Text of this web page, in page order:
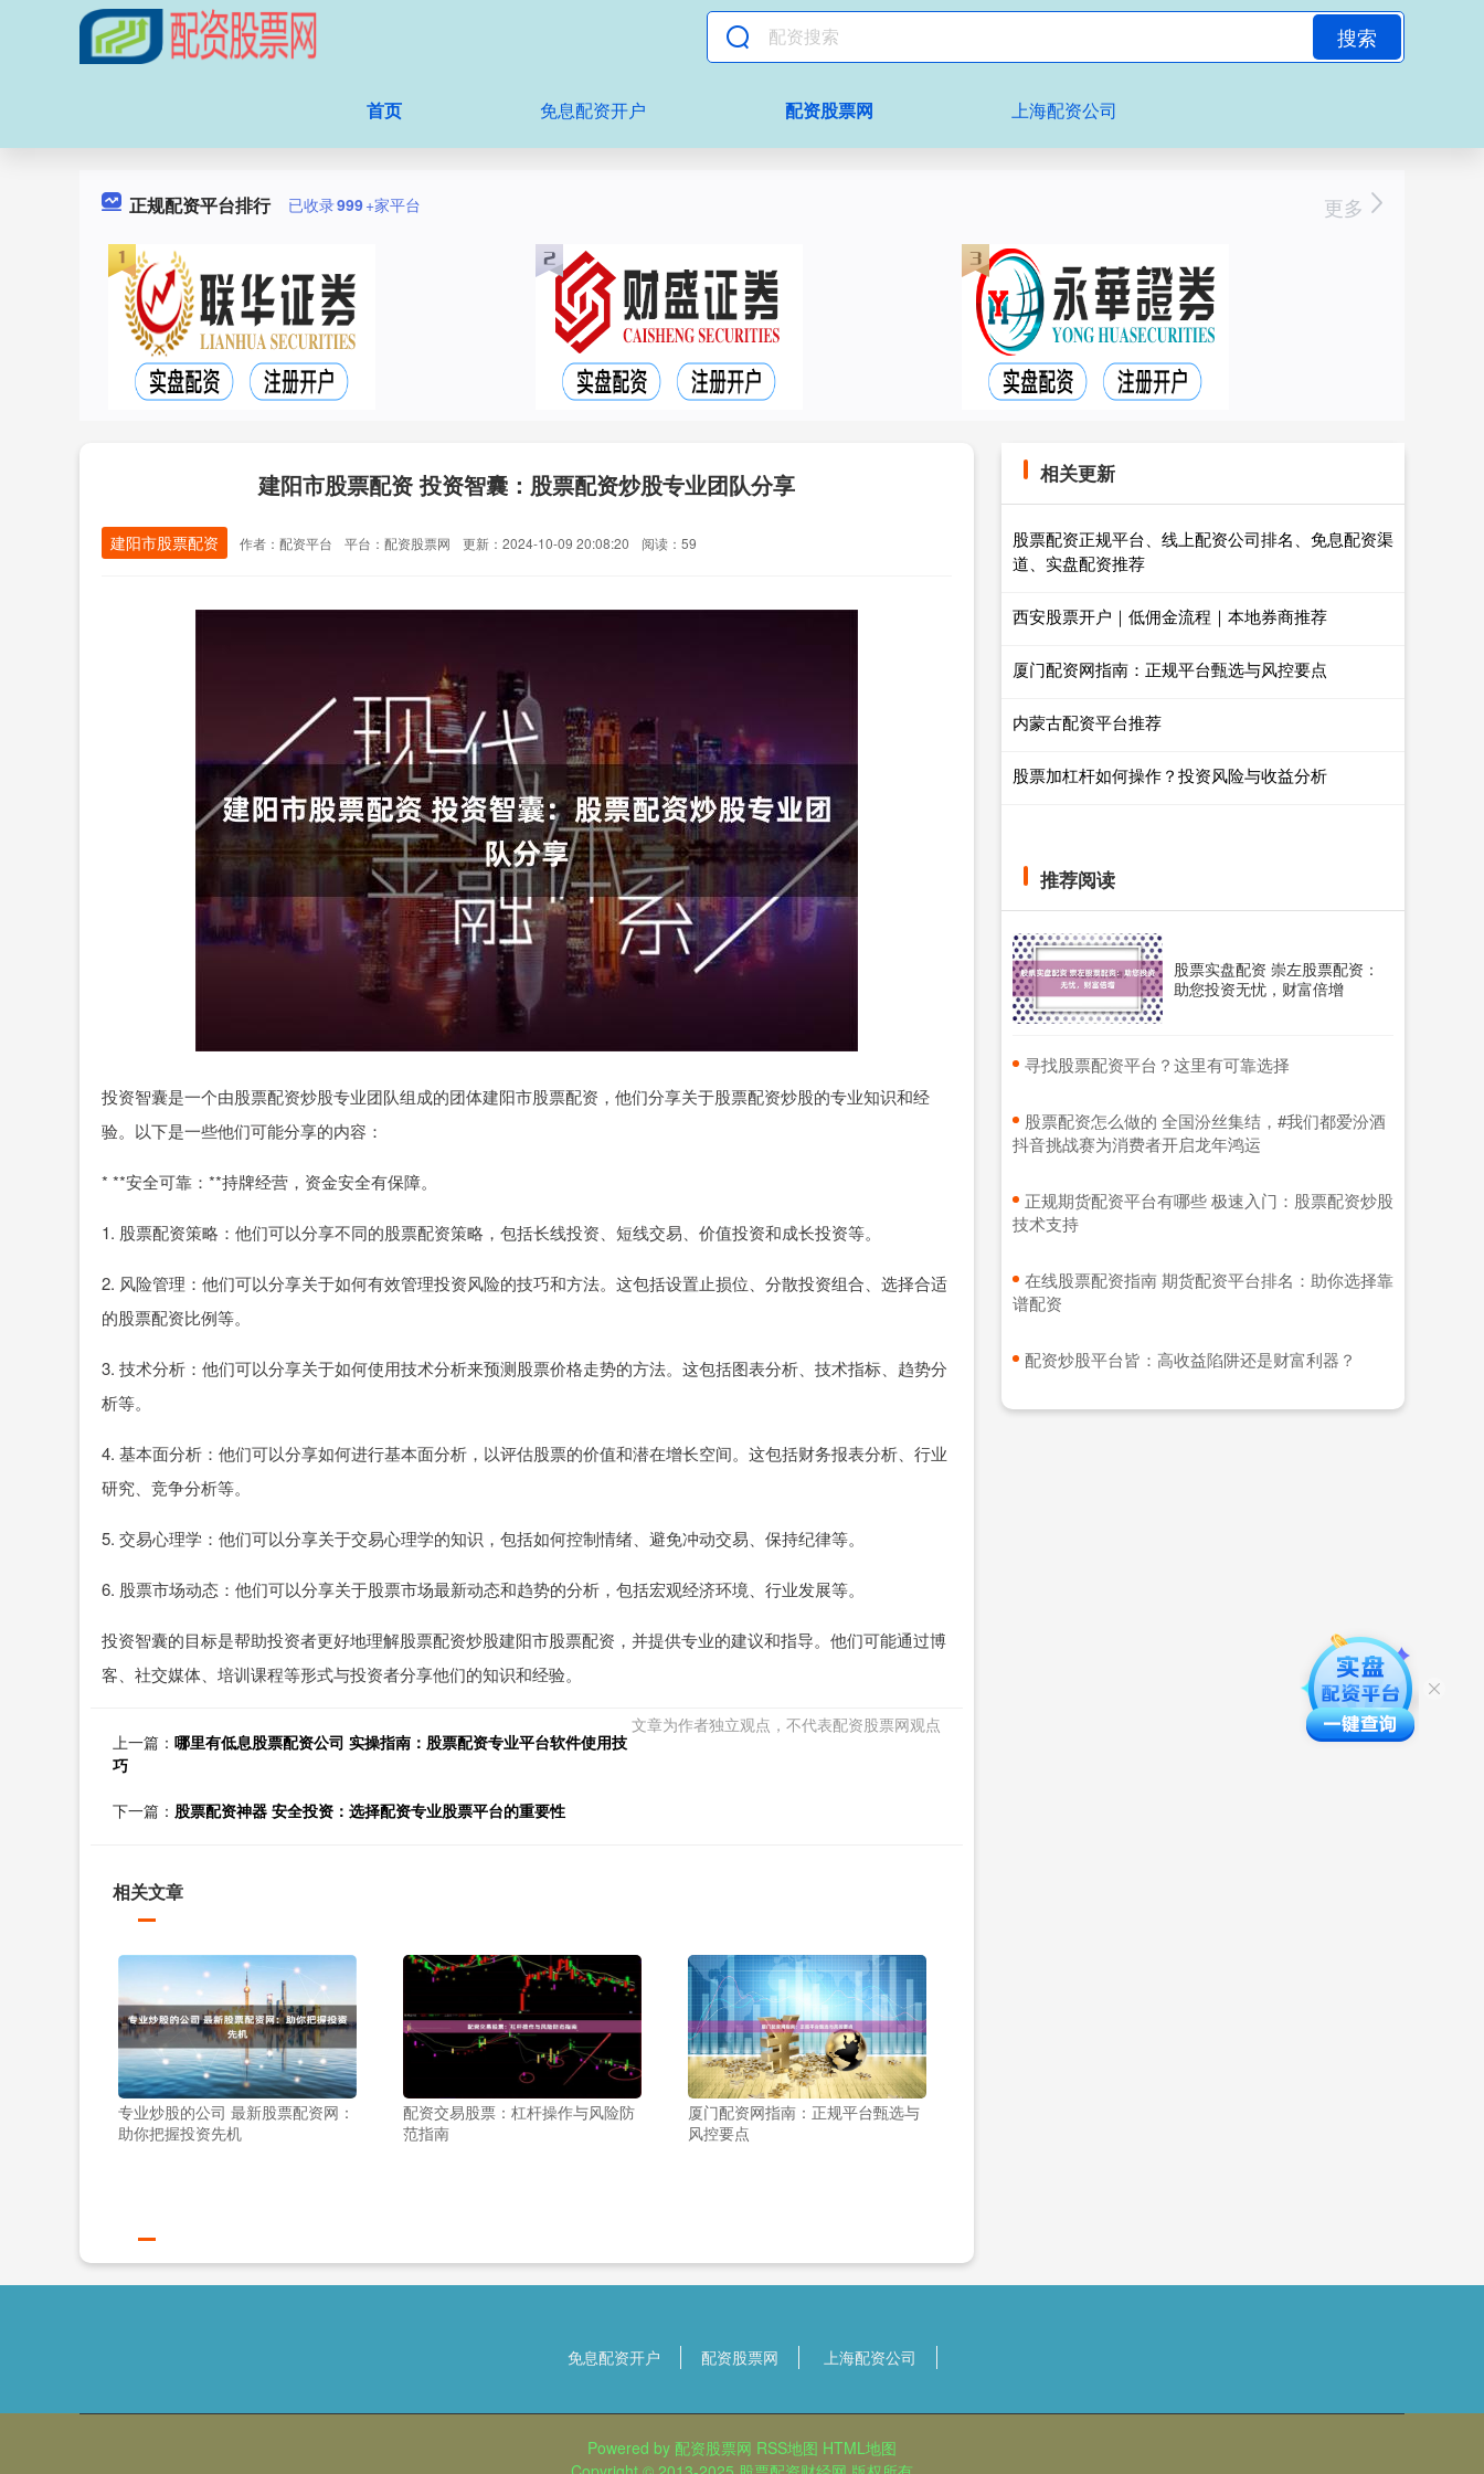
搜索
首页 免息配资开户 配资股票网 上海配资公司
正规配资平台排行 已收录999+家平台 更多
建阳市股票配资 投资智囊：股票配资炒股专业团队分享
建阳市股票配资 作者：配资平台 平台：配资股票网 更新：2024-10-09 20:08:20 阅读：59
投资智囊是一个由股票配资炒股专业团队组成的团体建阳市股票配资，他们分享关于股票配资炒股的专业知识和经
验。以下是一些他们可能分享的内容：
* **安全可靠：**持牌经营，资金安全有保障。
1. 股票配资策略：他们可以分享不同的股票配资策略，包括长线投资、短线交易、价值投资和成长投资等。
2. 风险管理：他们可以分享关于如何有效管理投资风险的技巧和方法。这包括设置止损位、分散投资组合、选择合适
的股票配资比例等。
3. 技术分析：他们可以分享关于如何使用技术分析来预测股票价格走势的方法。这包括图表分析、技术指标、趋势分
析等。
4. 基本面分析：他们可以分享如何进行基本面分析，以评估股票的价值和潜在增长空间。这包括财务报表分析、行业
研究、竞争分析等。
5. 交易心理学：他们可以分享关于交易心理学的知识，包括如何控制情绪、避免冲动交易、保持纪律等。
6. 股票市场动态：他们可以分享关于股票市场最新动态和趋势的分析，包括宏观经济环境、行业发展等。
投资智囊的目标是帮助投资者更好地理解股票配资炒股建阳市股票配资，并提供专业的建议和指导。他们可能通过博
客、社交媒体、培训课程等形式与投资者分享他们的知识和经验。
文章为作者独立观点，不代表配资股票网观点
上一篇： 哪里有低息股票配资公司 实操指南：股票配资专业平台软件使用技
巧
下一篇： 股票配资神器 安全投资：选择配资专业股票平台的重要性
相关文章
专业炒股的公司 最新股票配资网：
助你把握投资先机
配资交易股票：杠杆操作与风险防
范指南
厦门配资网指南：正规平台甄选与
风控要点
相关更新
股票配资正规平台、线上配资公司排名、免息配资渠
道、实盘配资推荐
西安股票开户｜低佣金流程｜本地券商推荐
厦门配资网指南：正规平台甄选与风控要点
内蒙古配资平台推荐
股票加杠杆如何操作？投资风险与收益分析
推荐阅读
股票实盘配资 崇左股票配资：
助您投资无忧，财富倍增
​寻找股票配资平台？这里有可靠选择
​股票配资怎么做的 全国汾丝集结，#我们都爱汾酒
抖音挑战赛为消费者开启龙年鸿运
​正规期货配资平台有哪些 极速入门：股票配资炒股
技术支持
​在线股票配资指南 期货配资平台排名：助你选择靠
谱配资
​配资炒股平台皆：高收益陷阱还是财富利器？
免息配资开户 配资股票网 上海配资公司
Powered by 配资股票网 RSS地图 HTML地图